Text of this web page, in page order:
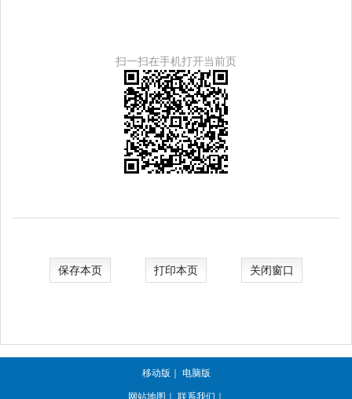
扫一扫在手机打开当前页
保存本页 打印本页 关闭窗口
移动版 ｜ 电脑版
网站地图 ｜ 联系我们 ｜